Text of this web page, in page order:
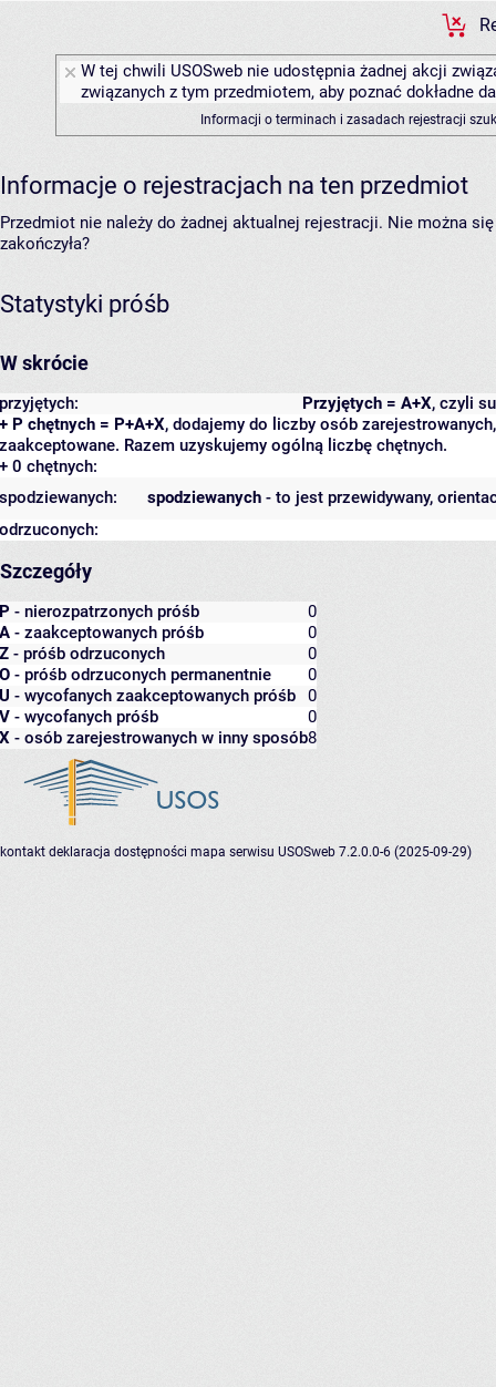
W tej chwili USOSweb nie udostępnia żadnej akcji
związanych z tym przedmiotem, aby poznać dokładne
Informacji o terminach i zasadach rejestracji
Informacje o rejestracjach na ten przedmiot
Przedmiot nie należy do żadnej aktualnej rejestracji. Nie można
zakończyła?
Statystyki próśb
W skrócie
Przyjętych = A+X, czyli
przyjętych:
+ P chętnych = P+A+X, dodajemy do liczby osób
zaakceptowane. Razem uzyskujemy ogólną liczbę chętnych.
+ 0 chętnych:
spodziewanych - to jest przewidywany,
spodziewanych:
odrzuconych:
Szczegóły
P - nierozpatrzonych próśb
0
A - zaakceptowanych próśb
0
Z - próśb odrzuconych
0
O - próśb odrzuconych permanentnie
0
U - wycofanych zaakceptowanych próśb
0
V - wycofanych próśb
0
X - osób zarejestrowanych w inny sposób8
kontakt deklaracja dostępności mapa serwisu USOSweb 7.2.0.0-6 (2025-09-29)